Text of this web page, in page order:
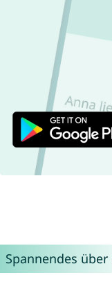
Spannendes